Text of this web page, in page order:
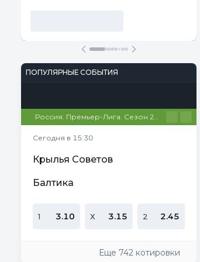
ПОПУЛЯРНЫЕ СОБЫТИЯ
Россия. Премьер-Лига. Сезон 26/27
Сегодня в 15:30
Крылья Советов
Балтика
1 3.10 Х 3.15 2 2.45
Еще 742 котировки